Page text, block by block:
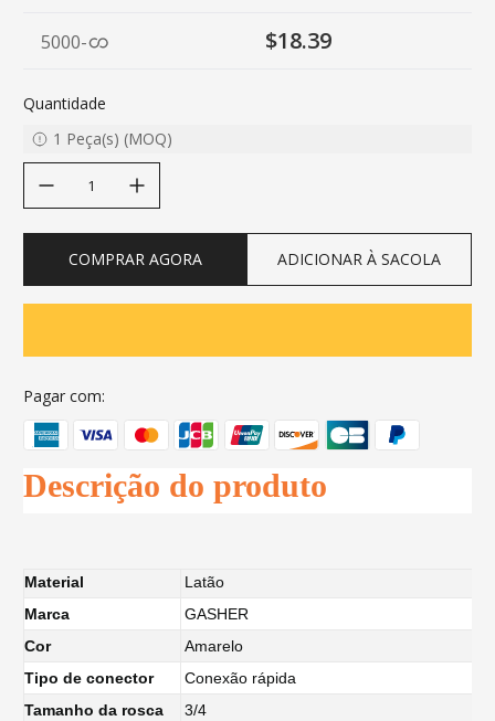
5000- $18.39
Quantidade
1 Peça(s) (MOQ)
COMPRAR AGORA ADICIONAR À SACOLA
Pagar com:
Descrição do produto
Material
Latão
Marca
GASHER
Cor
Amarelo
Tipo de conector
Conexão rápida
Tamanho da rosca
3/4